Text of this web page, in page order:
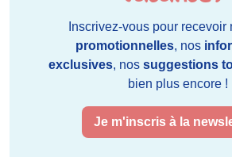
Inscrivez-vous pour recevoir
promotionnelles, nos
exclusives, nos suggestions
bien plus encore !
Je m'inscris à la